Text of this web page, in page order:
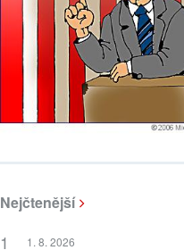
Nejčtenější
1. 8. 2026